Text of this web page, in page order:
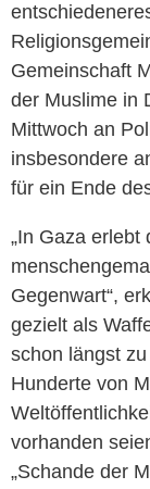
Gemeinschaft
der Muslime in
Mittwoch an
insbesondere
für ein Ende
„In Gaza erlebt
Gegenwart“,
gezielt als
schon längst
Hunderte von
vorhanden
„Schande der